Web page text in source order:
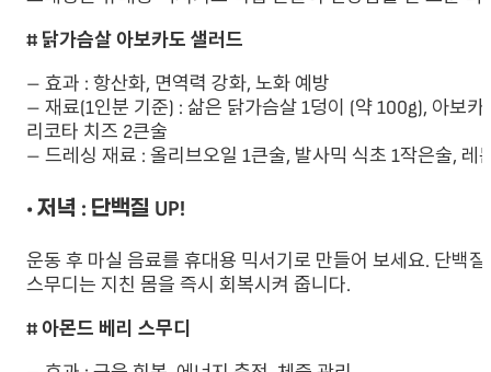
# 닭가슴살 아보카도 샐러드
– 효과 : 항산화, 면역력 강화, 노화 예방
– 재료(1인분 기준) : 삶은 닭가슴살 1덩이 (약 100g), 아보
리코타 치즈 2큰술
– 드레싱 재료 : 올리브오일 1큰술, 발사믹 식초 1작은술, 레
• 저녁 : 단백질 UP!
운동 후 마실 음료를 휴대용 믹서기로 만들어 보세요. 단백
스무디는 지친 몸을 즉시 회복시켜 줍니다.
# 아몬드 베리 스무디